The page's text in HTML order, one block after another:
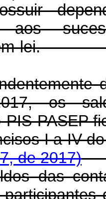
aos
em
os
PASEP
I a IV
de 2017)
das